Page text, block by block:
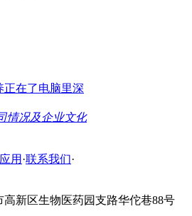
正在了电脑里深
情况及企业文化
用 ·联系我们·
新区生物医药园支路华佗巷88号